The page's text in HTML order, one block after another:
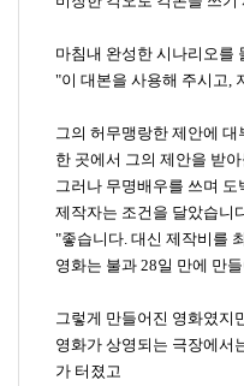
마침내 완성한 시나리오를
"이 대본을 사용해 주시고,
그의 허무맹랑한 제안에
한 곳에서 그의 제안을 받
그러나 무명배우를 쓰며 도
제작자는 조건을 달았습니
"좋습니다. 대신 제작비를
영화는 불과 28일 만에 만
그렇게 만들어진 영화였지
영화가 상영되는 극장에서
가 터졌고